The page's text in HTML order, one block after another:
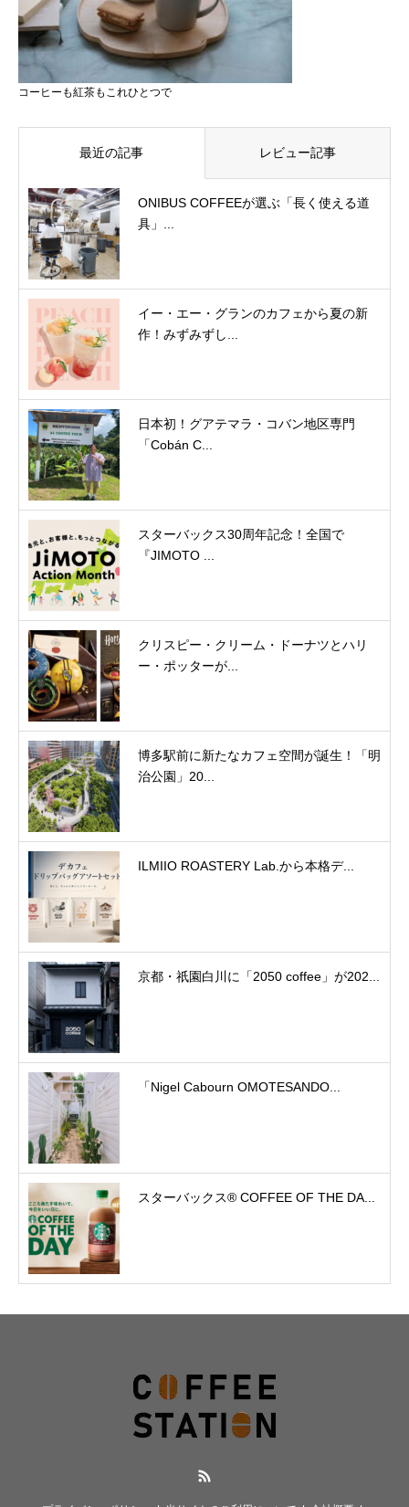
コーヒーも紅茶もこれひとつで
最近の記事 レビュー記事
ONIBUS COFFEEが選ぶ「長く使える道
具」...
イー・エー・グランのカフェから夏の新
作！みずみずし...
日本初！グアテマラ・コバン地区専門
「Cobán C...
スターバックス30周年記念！全国で
『JIMOTO ...
クリスピー・クリーム・ドーナツとハリ
ー・ポッターが...
博多駅前に新たなカフェ空間が誕生！「明
治公園」20...
ILMIIO ROASTERY Lab.から本格デ...
京都・祇園白川に「2050 coffee」が202...
「Nigel Cabourn OMOTESANDO...
スターバックス® COFFEE OF THE DA...